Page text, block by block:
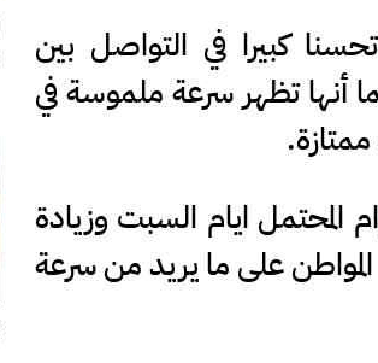
كبيرا في التواصل بين
أنها تظهر سرعة ملموسة في
المحتمل ايام السبت وزيادة
على ما يريد من سرعة